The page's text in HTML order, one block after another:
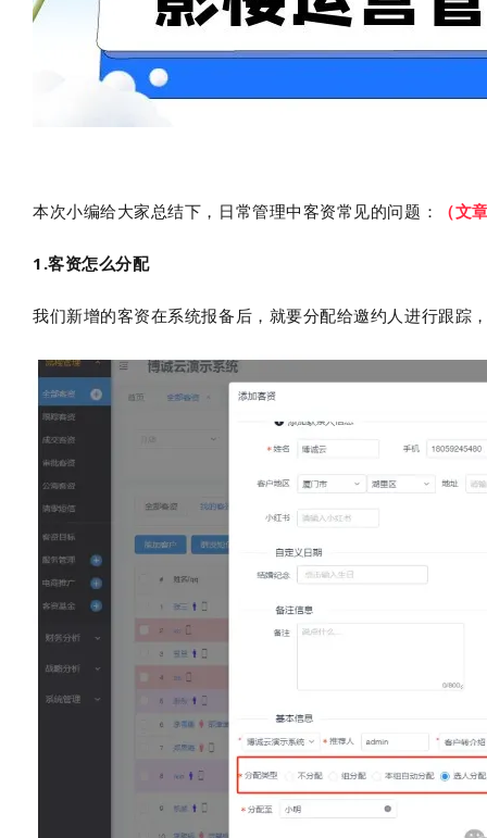
本次小编给大家总结下，日常管理中客资常见的问题： （文
1.客资怎么分配
我们新增的客资在系统报备后，就要分配给邀约人进行跟踪